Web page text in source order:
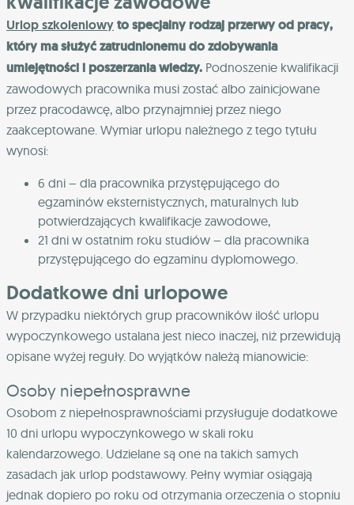
Urlop szkoleniowyto specjalny rodzaj przerwy od pracy,
który ma służyć zatrudnionemu do zdobywania
umiejętności i poszerzania wiedzy. Podnoszenie kwalifikacji
zawodowych pracownika musi zostać albo zainicjowane
przez pracodawcę, albo przynajmniej przez niego
zaakceptowane. Wymiar urlopu należnego z tego tytułu
wynosi:
6 dni – dla pracownika przystępującego do
egzaminów eksternistycznych, maturalnych lub
potwierdzających kwalifikacje zawodowe,
21 dni w ostatnim roku studiów – dla pracownika
przystępującego do egzaminu dyplomowego.
Dodatkowe dni urlopowe
W przypadku niektórych grup pracowników ilość urlopu
wypoczynkowego ustalana jest nieco inaczej, niż przewidują
opisane wyżej reguły. Do wyjątków należą mianowicie:
Osoby niepełnosprawne
Osobom z niepełnosprawnościami przysługuje dodatkowe
10 dni urlopu wypoczynkowego w skali roku
kalendarzowego. Udzielane są one na takich samych
zasadach jak urlop podstawowy. Pełny wymiar osiągają
jednak dopiero po roku od otrzymania orzeczenia o stopniu